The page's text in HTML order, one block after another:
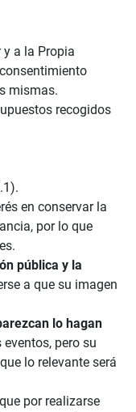
a la Propia
mismas.
recogidos
en conservar la
por lo que
pública y la
a que su imagen
lo hagan
pero su
lo relevante será
por realizarse